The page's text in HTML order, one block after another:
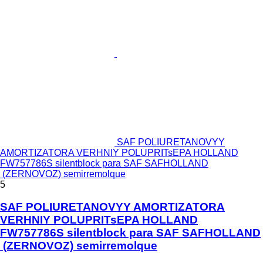
SAF POLIURETANOVYY
AMORTIZATORA VERHNIY POLUPRITsEPA HOLLAND
FW757786S silentblock para SAF SAFHOLLAND
(ZERNOVOZ) semirremolque
5
SAF POLIURETANOVYY AMORTIZATORA
VERHNIY POLUPRITsEPA HOLLAND
FW757786S silentblock para SAF SAFHOLLAND
(ZERNOVOZ) semirremolque